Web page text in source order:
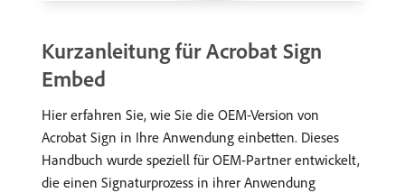
Kurzanleitung für Acrobat Sign
Embed
Hier erfahren Sie, wie Sie die OEM-Version von
Acrobat Sign in Ihre Anwendung einbetten. Dieses
Handbuch wurde speziell für OEM-Partner entwickelt,
die einen Signaturprozess in ihrer Anwendung